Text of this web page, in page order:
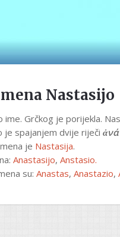
Nastasijo
ime. Grčkog je porijekla.
je spajanjem dvije riječi ἀνά
je Nastasija.
Anastasijo, Anstasio.
su: Anastas, Anastazio,